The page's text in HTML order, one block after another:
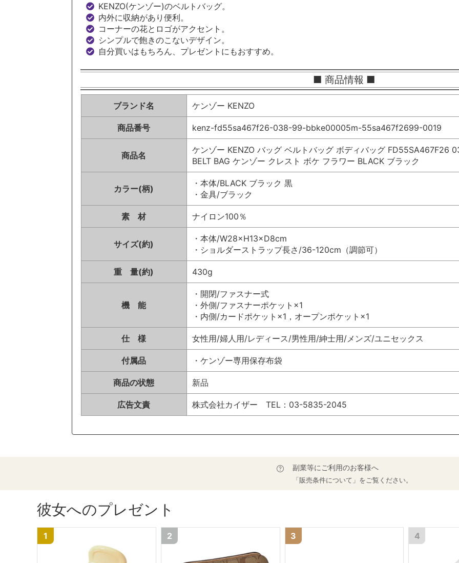
KENZO(ケンゾー)のベルトバッグ。
内外に収納があり便利。
コーナーの花とロゴがアクセント。
シンプルで飽きのこないデザイン。
自分買いはもちろん、プレゼントにもおすすめ。
■ 商品情報 ■
ブランド名 ケンゾー KENZO
商品番号 kenz-fd55sa467f26-038-99-bbke00005m-55sa467f2699-0019
商品名
ケンゾー KENZO バッグ ベルトバッグ ボディバッグ FD55SA467F26
BELT BAG ケンゾー クレスト ボケ フラワー BLACK ブラック
カラー(柄)
・本体/BLACK ブラック 黒
・金具/ブラック
素 材 ナイロン100％
サイズ(約)
・本体/W28×H13×D8cm
・ショルダーストラップ長さ/36-120cm（調節可）
重 量(約) 430g
機 能
・開閉/ファスナー式
・外側/ファスナーポケット×1
・内側/カードポケット×1，オープンポケット×1
仕 様 女性用/婦人用/レディース/男性用/紳士用/メンズ/ユニセックス
付属品 ・ケンゾー専用保存布袋
商品の状態 新品
広告文責 株式会社カイザー TEL：03-5835-2045
副業等にご利用のお客様へ
「販売条件について」をご覧ください。
彼女へのプレゼント
1 2 3 4